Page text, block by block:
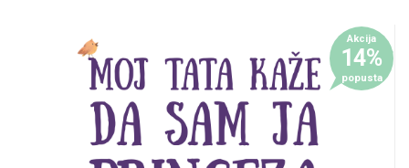
Akcija
14%
popusta